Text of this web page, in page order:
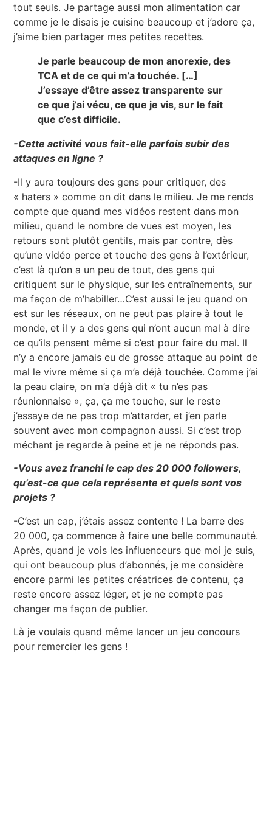
tout seuls. Je partage aussi mon alimentation car
comme je le disais je cuisine beaucoup et j’adore ça,
j’aime bien partager mes petites recettes.
Je parle beaucoup de mon anorexie, des
TCA et de ce qui m’a touchée. […]
J’essaye d’être assez transparente sur
ce que j’ai vécu, ce que je vis, sur le fait
que c’est difficile.
-Cette activité vous fait-elle parfois subir des
attaques en ligne ?
-Il y aura toujours des gens pour critiquer, des
« haters » comme on dit dans le milieu. Je me rends
compte que quand mes vidéos restent dans mon
milieu, quand le nombre de vues est moyen, les
retours sont plutôt gentils, mais par contre, dès
qu’une vidéo perce et touche des gens à l’extérieur,
c’est là qu’on a un peu de tout, des gens qui
critiquent sur le physique, sur les entraînements, sur
ma façon de m’habiller…C’est aussi le jeu quand on
est sur les réseaux, on ne peut pas plaire à tout le
monde, et il y a des gens qui n’ont aucun mal à dire
ce qu’ils pensent même si c’est pour faire du mal. Il
n’y a encore jamais eu de grosse attaque au point de
mal le vivre même si ça m’a déjà touchée. Comme j’ai
la peau claire, on m’a déjà dit « tu n’es pas
réunionnaise », ça, ça me touche, sur le reste
j’essaye de ne pas trop m’attarder, et j’en parle
souvent avec mon compagnon aussi. Si c’est trop
méchant je regarde à peine et je ne réponds pas.
-Vous avez franchi le cap des 20 000 followers,
qu’est-ce que cela représente et quels sont vos
projets ?
-C’est un cap, j’étais assez contente ! La barre des
20 000, ça commence à faire une belle communauté.
Après, quand je vois les influenceurs que moi je suis,
qui ont beaucoup plus d’abonnés, je me considère
encore parmi les petites créatrices de contenu, ça
reste encore assez léger, et je ne compte pas
changer ma façon de publier.
Là je voulais quand même lancer un jeu concours
pour remercier les gens !